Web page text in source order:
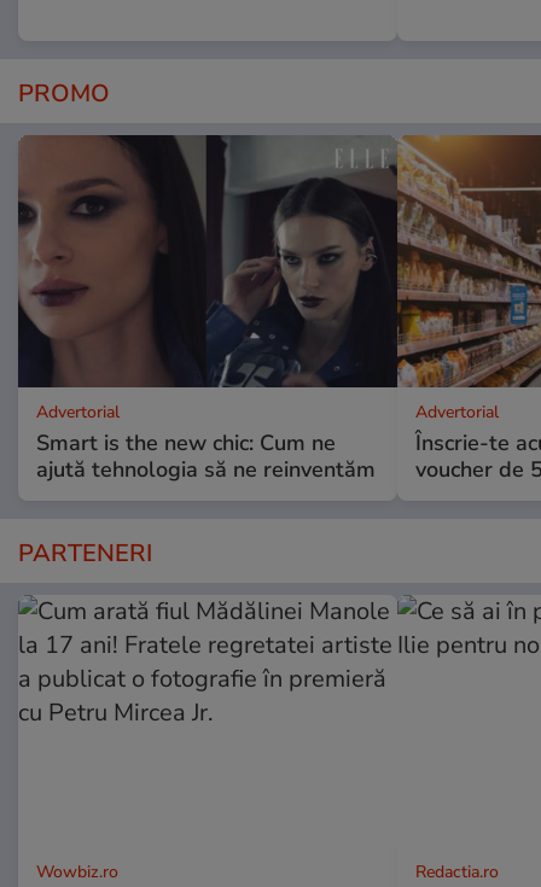
PROMO
Advertorial
Smart is the new chic: Cum ne
ajută tehnologia să ne reinventăm
Advertorial
Înscrie-te
voucher de
PARTENERI
Wowbiz.ro Redactia.ro